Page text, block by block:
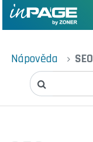
Nápověda SEO